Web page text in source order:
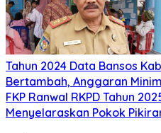
Tahun 2024 Data Bansos
Bertambah, Anggaran
FKP Ranwal RKPD Tahun
Menyelaraskan Pokok